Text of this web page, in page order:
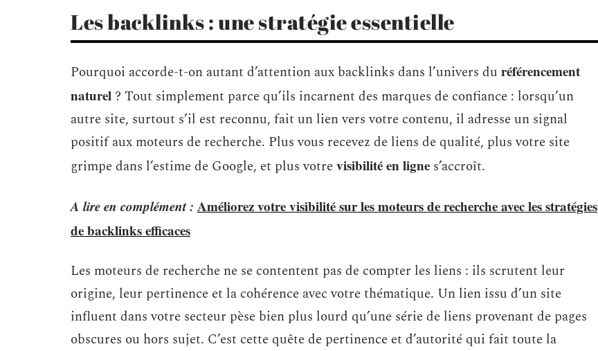
Les backlinks : une stratégie essentielle
Pourquoi accorde-t-on autant d’attention aux backlinks dans l’univers du référencement
naturel? Tout simplement parce qu’ils incarnent des marques de confiance : lorsqu’un
autre site, surtout s’il est reconnu, fait un lien vers votre contenu, il adresse un signal
positif aux moteurs de recherche. Plus vous recevez de liens de qualité, plus votre site
grimpe dans l’estime de Google, et plus votrevisibilité en ligne s’accroît.
A lire en complément : Améliorez votre visibilité sur les moteurs de recherche avec les stratégies
de backlinks efficaces
Les moteurs de recherche ne se contentent pas de compter les liens : ils scrutent leur
origine, leur pertinence et la cohérence avec votre thématique. Un lien issu d’un site
influent dans votre secteur pèse bien plus lourd qu’une série de liens provenant de pages
obscures ou hors sujet. C’est cette quête de pertinence et d’autorité qui fait toute la